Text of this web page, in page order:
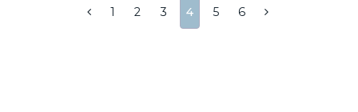
Das gesunde Aufwachsen von Kindern in Geborgenheit
und mit dem größtmöglichen Schutz.
1 2 3 4 5 6